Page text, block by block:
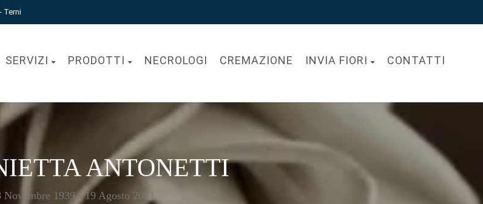
Terni
SERVIZI PRODOTTI NECROLOGI CREMAZIONE INVIA FIORI CONTATTI
ANTONETTI
Novembre 1939 - 19 Agosto 2021